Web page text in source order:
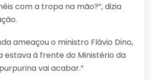
com a tropa na mão?”, dizia
ameaçou o ministro Flávio Dino,
estava à frente do Ministério da
vai acabar.”